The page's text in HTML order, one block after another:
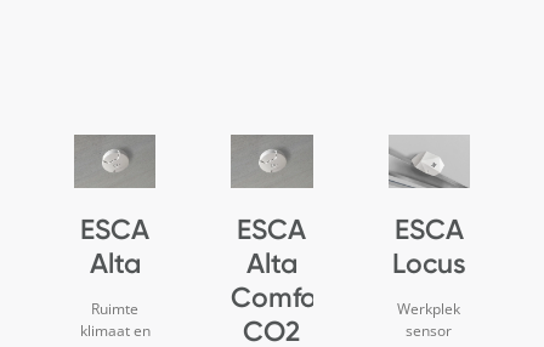
ESCA
Alta
Ruimte
klimaat en
ESCA
Alta
Comfort
CO2
ESCA
Locus
Werkplek
sensor